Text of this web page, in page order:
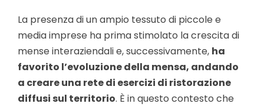
La presenza di un ampio tessuto di piccole e
media imprese ha prima stimolato la crescita di
mense interaziendali e, successivamente, ha
favorito l’evoluzione della mensa, andando
a creare una rete di esercizi di ristorazione
diffusi sul territorio. È in questo contesto che